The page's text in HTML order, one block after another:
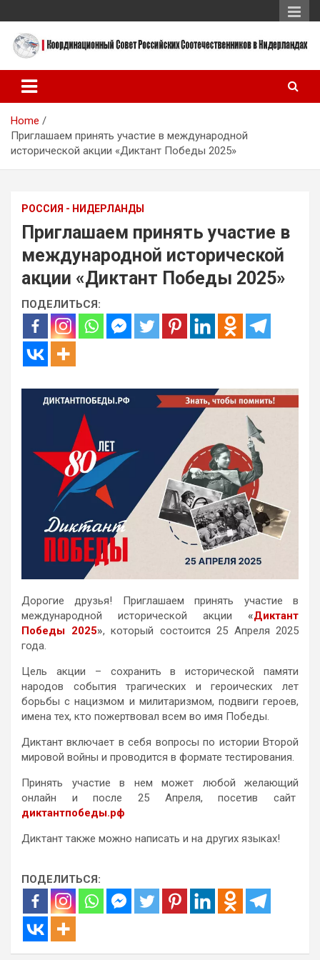
to
content
Координационный Совет
Российских
Соотечественников в
Нидерландах
Нидерландах
Home
Приглашаем принять участие в международной
исторической акции «Диктант Победы 2025»
РОССИЯ - НИДЕРЛАНДЫ
Приглашаем принять участие в
международной исторической
акции «Диктант Победы 2025»
ПОДЕЛИТЬСЯ:
Дорогие друзья! Приглашаем принять участие в
международной исторической акции «Диктант
Победы 2025», который состоится 25 Апреля 2025
года.
Цель акции – сохранить в исторической памяти
народов события трагических и героических лет
борьбы с нацизмом и милитаризмом, подвиги героев,
имена тех, кто пожертвовал всем во имя Победы.
Диктант включает в себя вопросы по истории Второй
мировой войны и проводится в формате тестирования.
Принять участие в нем может любой желающий
онлайн и после 25 Апреля, посетив сайт
диктантпобеды.рф
Диктант также можно написать и на других языках!
ПОДЕЛИТЬСЯ: